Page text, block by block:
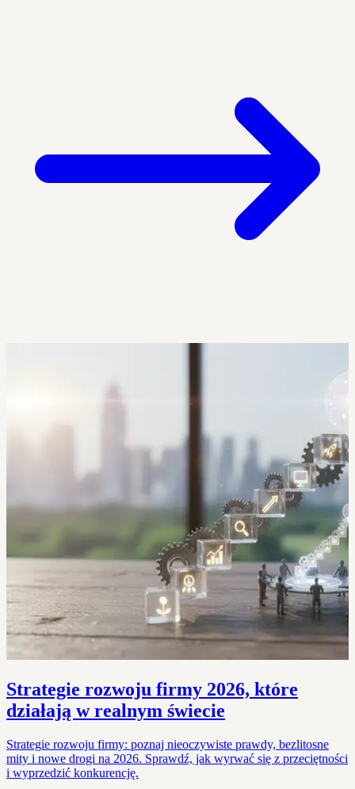
Strategie rozwoju firmy 2026, które
działają w realnym świecie
Strategie rozwoju firmy: poznaj nieoczywiste prawdy, bezlitosne
mity i nowe drogi na 2026. Sprawdź, jak wyrwać się z przeciętności
i wyprzedzić konkurencję.